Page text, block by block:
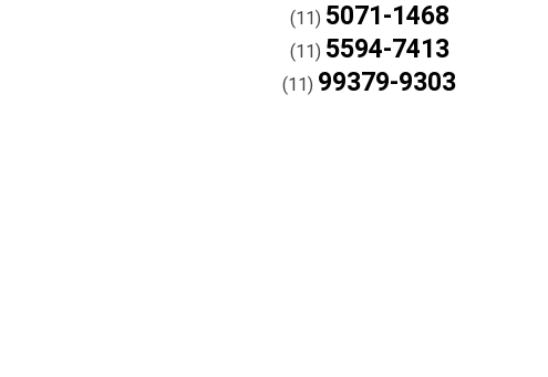
(11) 5071-1468
(11) 5594-7413
(11) 99379-9303